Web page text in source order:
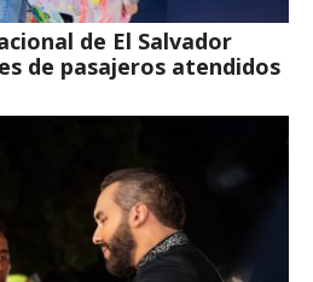
de El Salvador
de pasajeros atendidos